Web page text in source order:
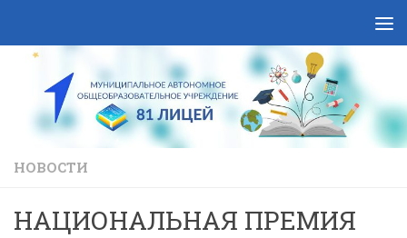
НОВОСТИ
НАЦИОНАЛЬНАЯ ПРЕМИЯ